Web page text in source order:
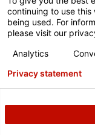
Warunki użytkowania
© 2026
continuing to use
being used. For
please visit our
Analytics
Privacy statement